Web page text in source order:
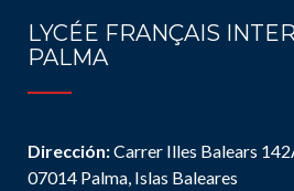
LYCÉE FRANÇAIS
PALMA
Dirección:Carrer Illes Balears
07014 Palma, Islas Baleares